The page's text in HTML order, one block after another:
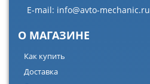
E-mail: info@avto-mechanic.ru
О МАГАЗИНЕ
Как купить
Доставка